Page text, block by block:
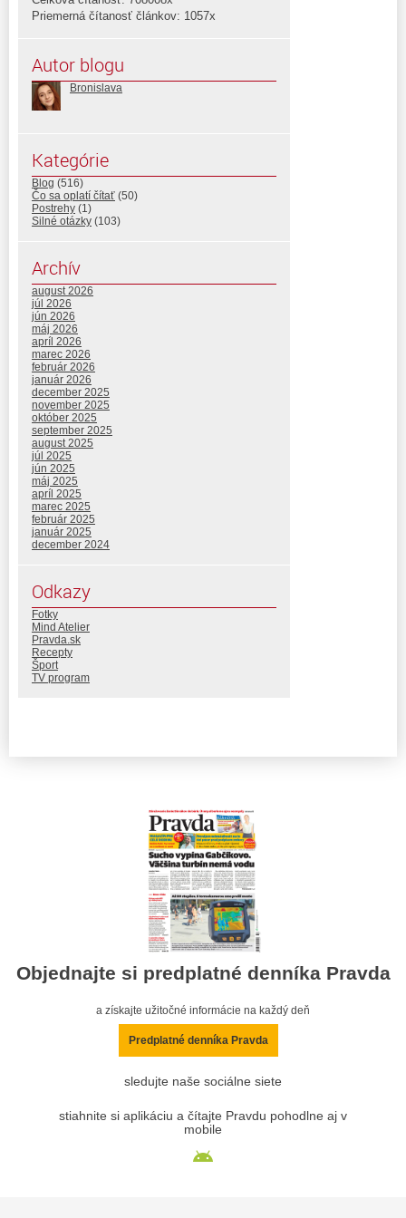
Priemerná čítanosť článkov: 1057x
Autor blogu
Bronislava
Kategórie
Blog (516)
Čo sa oplatí čítať (50)
Postrehy (1)
Silné otázky (103)
Archív
august 2026
júl 2026
jún 2026
máj 2026
apríl 2026
marec 2026
február 2026
január 2026
december 2025
november 2025
október 2025
september 2025
august 2025
júl 2025
jún 2025
máj 2025
apríl 2025
marec 2025
február 2025
január 2025
december 2024
Odkazy
Fotky
Mind Atelier
Pravda.sk
Recepty
Šport
TV program
Objednajte si predplatné denníka Pravda
a získajte užitočné informácie na každý deň
Predplatné denníka Pravda
sledujte naše sociálne siete
stiahnite si aplikáciu a čítajte Pravdu pohodlne aj v
mobile